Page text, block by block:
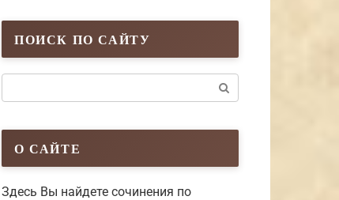
ПОИСК ПО САЙТУ
О САЙТЕ
Здесь Вы найдете сочинения по